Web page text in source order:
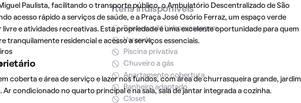
Paulista, facilitando o transporte público, o Ambulatório Descentralizado de São
acesso rápido a serviços de saúde, e a Praça José Osório Ferraz, um espaço verde
livre e atividades recreativas. Esta propriedade é uma excelente oportunidade para quem
tranquilamente residencial e acesso a serviços essenciais.
coberta e área de serviço e lazer nos fundos, com área de churrasqueira grande, jardim
condicionado no quarto principal e na sala, sala de jantar integrada a cozinha.
Itens indisponíveis
Banheira de hidromassagem
Varanda
Piscina privativa
Chuveiro a gás
Apartamento cobertura
Banheiro adaptado
Closet